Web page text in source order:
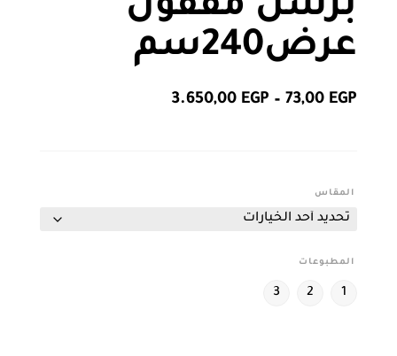
برسل مقفول
عرض240سم
73,00 EGP
–
3.650,00 EGP
نطاق
المقاس
المطبوعات
1
2
3